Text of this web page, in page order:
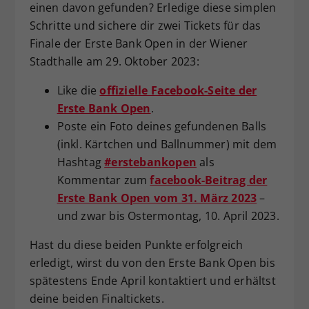
einen davon gefunden? Erledige diese simplen
Schritte und sichere dir zwei Tickets für das
Finale der Erste Bank Open in der Wiener
Stadthalle am 29. Oktober 2023:
Like dieoffizielle Facebook-Seite der
Erste Bank Open.
Poste ein Foto deines gefundenen Balls
(inkl. Kärtchen und Ballnummer) mit dem
Hashtag#erstebankopen als
Kommentar zumfacebook-Beitrag der
Erste Bank Open vom 31. März 2023–
und zwar bis Ostermontag, 10. April 2023.
Hast du diese beiden Punkte erfolgreich
erledigt, wirst du von den Erste Bank Open bis
spätestens Ende April kontaktiert und erhältst
deine beiden Finaltickets.
Zweck
Dieser Wert speichert Ihre Consent-
Einstellungen. Unter anderem eine
zufällig generierte ID, für die
historische Speicherung Ihrer
Webseiten-Betreiber dies eingestellt
hat.